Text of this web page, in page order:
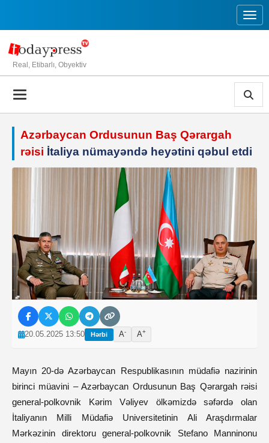
Real, Etibarlı, Obyektiv
Azərbaycan Ordusunun Baş Qərargah
rəisi İtaliya nümayəndə heyətini qəbul etdi
20.05.2025 13:50 Hərbi A- A+
Mayın 20-də Azərbaycan Respublikasının müdafiə nazirinin
birinci müavini – Azərbaycan Ordusunun Baş Qərargah rəisi
general-polkovnik Kərim Vəliyev ölkəmizdə səfərdə olan
İtaliyanın Milli Müdafiə Universitetinin Ali Araşdırmalar
Mərkəzinin direktoru general-polkovnik Stefano Manninonu